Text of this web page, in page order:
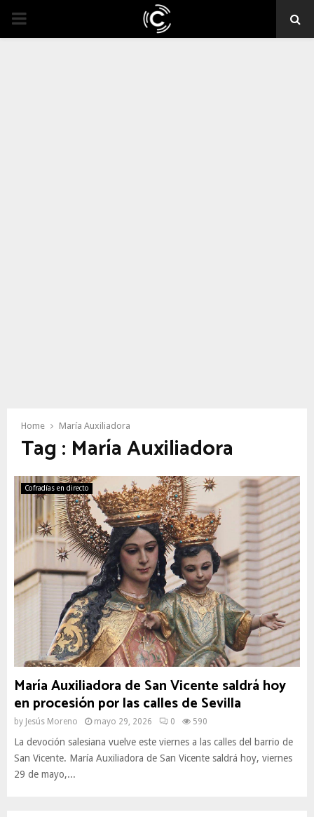
PRIMARY
Home María Auxiliadora
Tag : María Auxiliadora
Cofradías en directo
María Auxiliadora de San Vicente saldrá hoy
en procesión por las calles de Sevilla
by Jesús Moreno mayo 29, 2026 0 590
La devoción salesiana vuelve este viernes a las calles del barrio de
San Vicente. María Auxiliadora de San Vicente saldrá hoy, viernes
29 de mayo,...